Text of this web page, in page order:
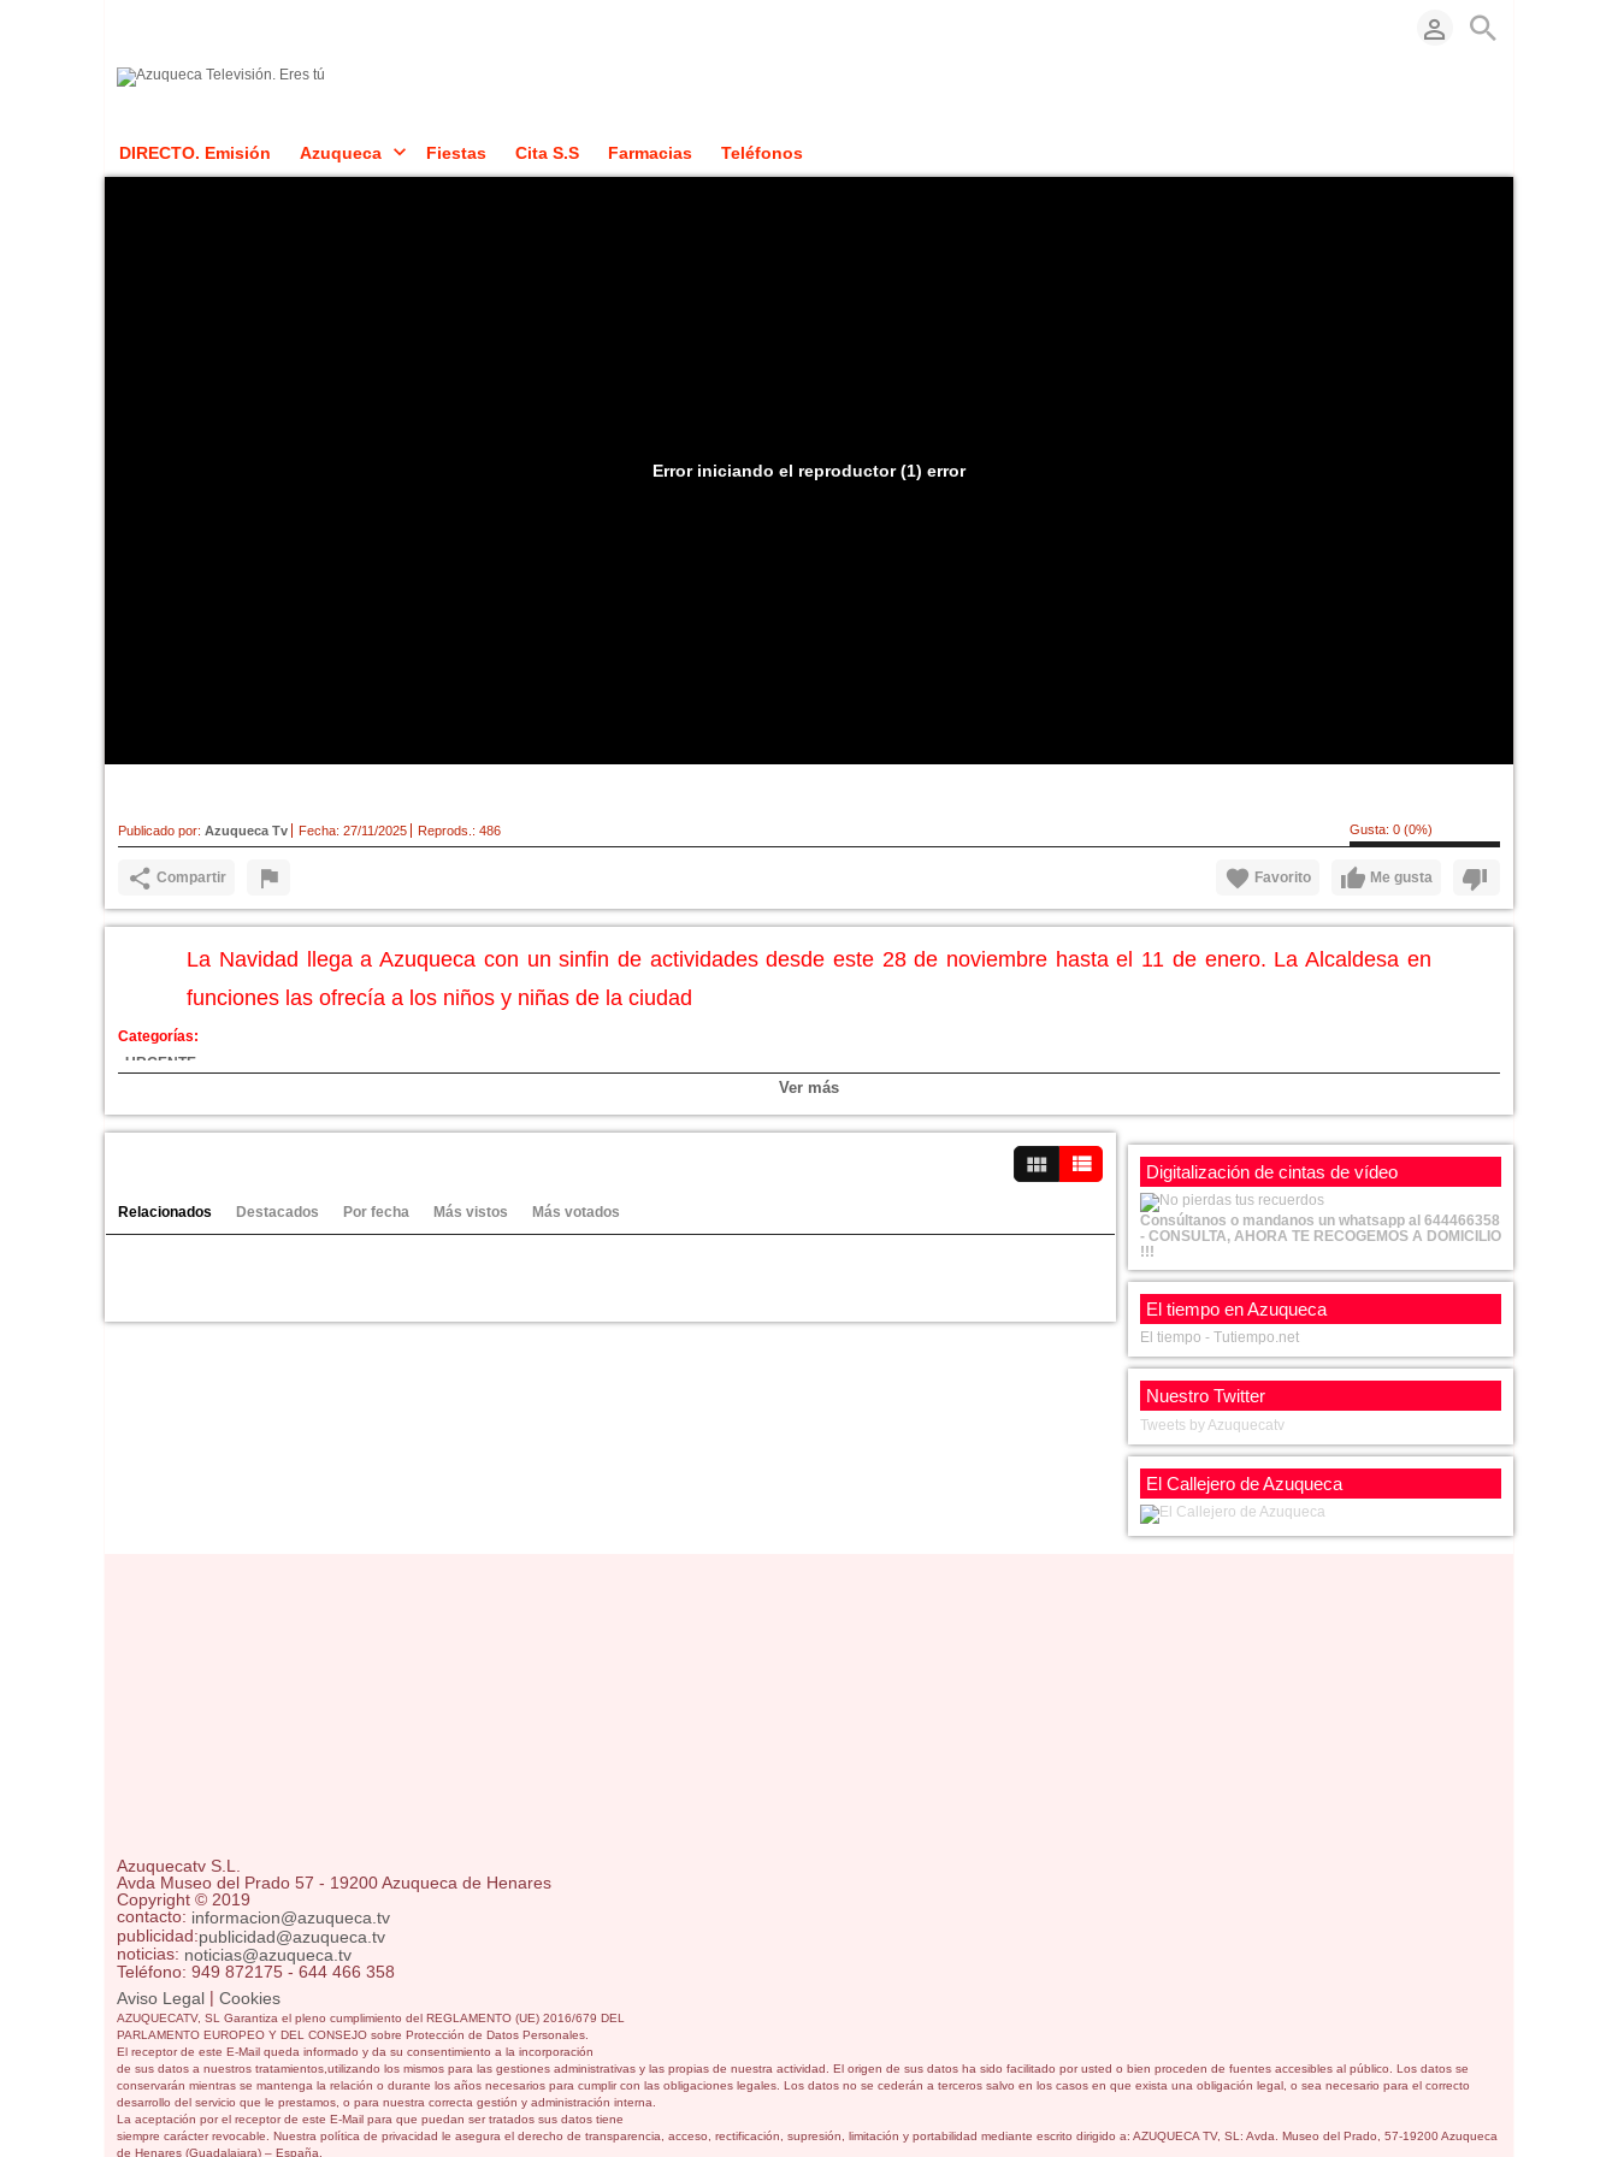
DIRECTO. Emisión Azuqueca Fiestas Cita S.S Farmacias Teléfonos
Error iniciando el reproductor (1) error
Publicado por: Azuqueca Tv Fecha: 27/11/2025 Reprods.: 486 Gusta: 0 (0%)
Compartir Me gusta
Favorito
La Navidad llega a Azuqueca con un sinfin de actividades desde este 28 de noviembre hasta el 11 de enero. La Alcaldesa en
funciones las ofrecía a los niños y niñas de la ciudad
Categorías:
URGENTE
Canales:
Ver más
Relacionados Destacados Por fecha Más vistos Más votados
Digitalización de cintas de vídeo
Consúltanos o mandanos un whatsapp al 644466358
- CONSULTA, AHORA TE RECOGEMOS A DOMICILIO
!!!
El tiempo en Azuqueca
El tiempo - Tutiempo.net
Nuestro Twitter
Tweets by Azuquecatv
El Callejero de Azuqueca
Azuquecatv S.L.
Avda Museo del Prado 57 - 19200 Azuqueca de Henares
Copyright © 2019
contacto: informacion@azuqueca.tv
publicidad:publicidad@azuqueca.tv
noticias: noticias@azuqueca.tv
Teléfono: 949 872175 - 644 466 358
Aviso Legal | Cookies
AZUQUECATV, SL Garantiza el pleno cumplimiento del REGLAMENTO (UE) 2016/679 DEL
PARLAMENTO EUROPEO Y DEL CONSEJO sobre Protección de Datos Personales.
El receptor de este E-Mail queda informado y da su consentimiento a la incorporación
de sus datos a nuestros tratamientos,utilizando los mismos para las gestiones administrativas y las propias de nuestra actividad. El origen de sus datos ha sido facilitado por usted o bien proceden de fuentes accesibles al público. Los datos se
conservarán mientras se mantenga la relación o durante los años necesarios para cumplir con las obligaciones legales. Los datos no se cederán a terceros salvo en los casos en que exista una obligación legal, o sea necesario para el correcto
desarrollo del servicio que le prestamos, o para nuestra correcta gestión y administración interna.
La aceptación por el receptor de este E-Mail para que puedan ser tratados sus datos tiene
siempre carácter revocable. Nuestra política de privacidad le asegura el derecho de transparencia, acceso, rectificación, supresión, limitación y portabilidad mediante escrito dirigido a: AZUQUECA TV, SL: Avda. Museo del Prado, 57-19200 Azuqueca
de Henares (Guadalajara) – España.